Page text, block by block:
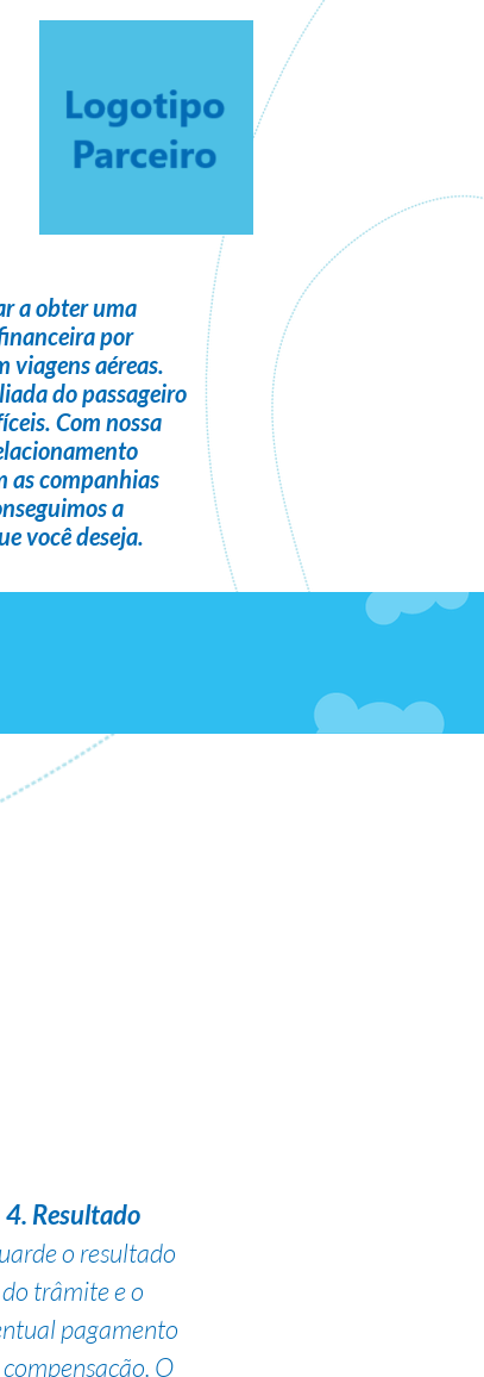
a obter uma
por
viagens aéreas.
do passageiro
Com nossa
as companhias
a
você deseja.
4. Resultado
o resultado
do trâmite e o
pagamento
O